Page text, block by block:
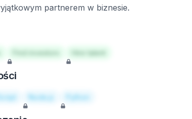
partnerem w biznesie.
Hire talent
Node.js Python